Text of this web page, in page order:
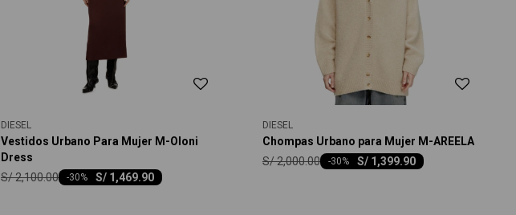
DIESEL
Vestidos Urbano Para Mujer M-Oloni
Dress
S/ 1,469.90
-30
S/2,100.00
DIESEL
Chompas Urbano para Mujer M-AREELA
S/ 1,399.90
-30
S/2,000.00